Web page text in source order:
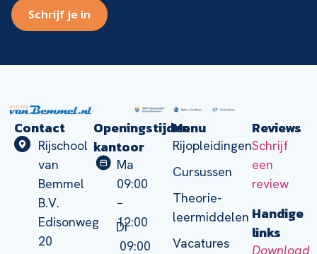
Schrijf je in
Contact
Rijschool
van
Bemmel
B.V.
Edisonweg
20
Openingstijden
kantoor
Ma
09:00
–
12:00
Di
09:00
Menu
Rijopleidingen
Cursussen
Theorie-
leermiddelen
Vacatures
Reviews
Schrijf
een
review
Handige
links
Download